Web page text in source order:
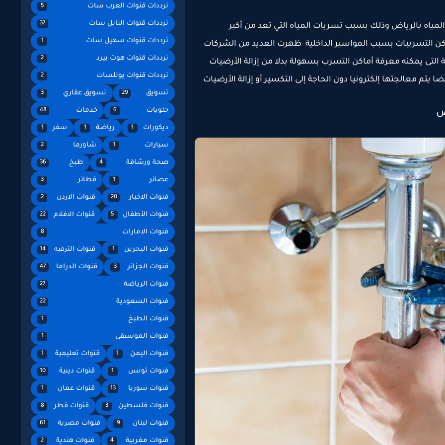
بالرياض وذلك بسبب تسربات المياه التي تعد من أكبر
التسريبات بسبب المواسير الداخلية ظهرت العديد من الشركات
التى يمكنه معرفة أماكن التسرب بسهولة بدلا من إزالة الأرضيات
معالجتها إلكترونيا دون الحاجة إلى التكسير أو إزالة الأرضيات
ترددات قنوات العرب سات 5
ترددات قنوات النايل سات 37
ترددات قنوات سهيل سات 1
ترددات قنوات هوت بيرد 2
ترددات قنوات يوتلسات 2
تسويق 29 تسويق عقاري 3
حلويات 6 خدمات 48
ديكورات 1 رياضة 1 سفر 1
سيارات 1 شاورما 2
صحة ورشاقة 4 طبخ 36
عصائر 1 فطائر 3
قنوات الاخبار 20 قنوات الاردن 2
قنوات الأطفال 5 قنوات الافلام 22
قنوات الامارات 8
قنوات البحرين 1 قنوات الترفيه 14
قنوات الجزائر 3 قنوات الدراما 47
قنوات الرياضة 27
قنوات السعودية 22
قنوات الطبخ 1
قنوات الموسيقى 1
قنوات اليمن 1 قنوات تعليمية 1
قنوات تونس 1 قنوات دينية 10
قنوات سوريا 13 قنوات عمان 1
قنوات فلسطين 3 قنوات قطر 8
قنوات لبنان 9 قنوات مصرية 61
قنوات مغربية 4 قنوات هندية 2